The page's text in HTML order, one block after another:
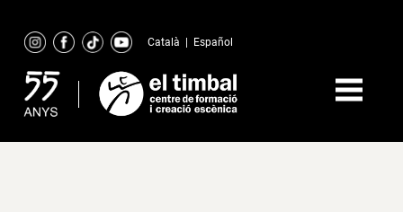
content
Català Español